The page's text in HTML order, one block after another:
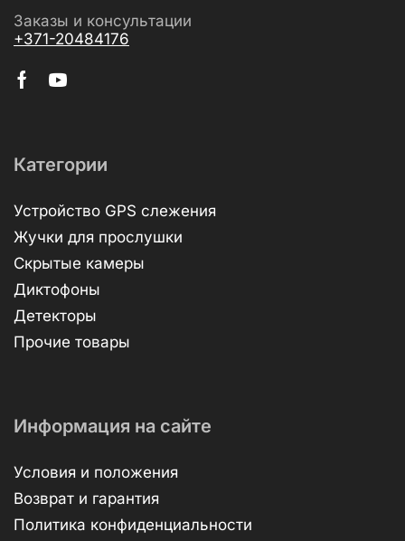
Заказы и консультации
+371-20484176
Категории
Устройство GPS слежения
Жучки для прослушки
Скрытые камеры
Диктофоны
Детекторы
Прочие товары
Информация на сайте
Условия и положения
Возврат и гарантия
Политика конфиденциальности